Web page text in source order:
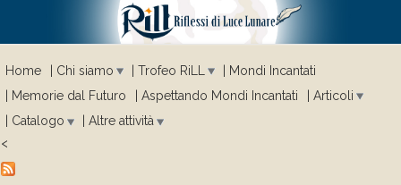
Home Chi siamo Trofeo RiLL
Mondi Incantati
Memorie dal Futuro
Aspettando Mondi Incantati
Articoli
Catalogo
Altre attività
<